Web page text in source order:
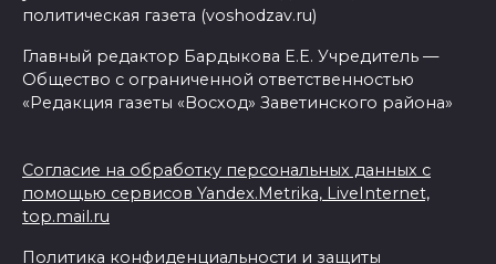
политическая газета (voshodzav.ru)
Главный редактор Бардыкова Е.Е. Учредитель —
Общество с ограниченной ответственностью
«Редакция газеты «Восход» Заветинского района»
Согласие на обработку персональных данных с
помощью сервисов Yandex.Metrika, LiveInternet,
top.mail.ru
Политика конфиденциальности и защиты